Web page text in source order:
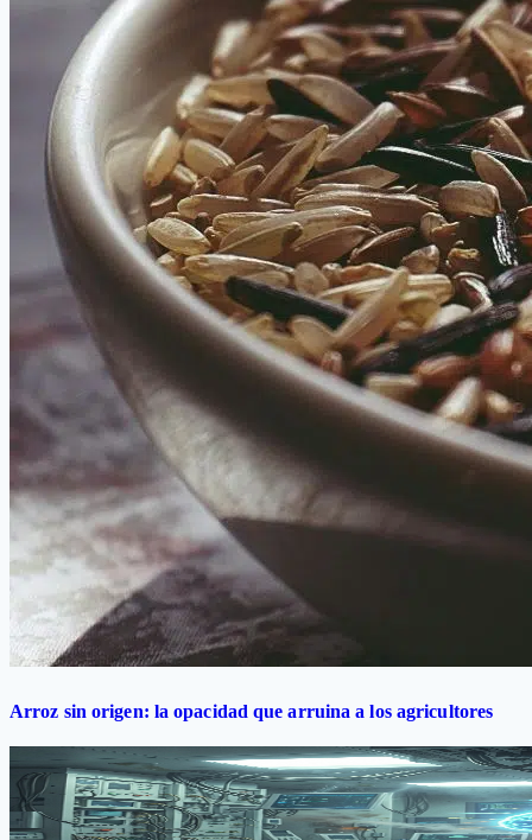
Arroz sin origen: la opacidad que arruina a los agricultores